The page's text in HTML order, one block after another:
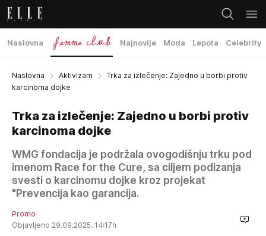
Naslovna Najnovije Moda Lepota Celebrity
Naslovna Aktivizam
Trka za izlečenje: Zajedno u borbi protiv
karcinoma dojke
Trka za izlečenje: Zajedno u borbi protiv
karcinoma dojke
WMG fondacija je podržala ovogodišnju trku pod
imenom Race for the Cure, sa ciljem podizanja
svesti o karcinomu dojke kroz projekat
"Prevencija kao garancija.
Promo
Objavljeno 29.09.2025. 14:17h